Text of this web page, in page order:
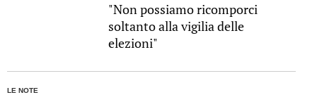
"Non possiamo ricomporci
soltanto alla vigilia delle
elezioni"
LE NOTE